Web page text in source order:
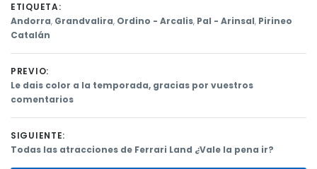
ETIQUETA:
Andorra, Grandvalira, Ordino - Arcalis, Pal - Arinsal, Pirineo
Catalán
Navegación
de
entradas
PREVIO:
Previous
post:
Le dais color a la temporada, gracias por vuestros
comentarios
SIGUIENTE:
Next
Todas las atracciones de Ferrari Land ¿Vale la pena ir?